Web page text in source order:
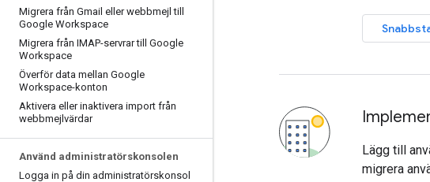
Migrera från Gmail eller webbmejl till
Google Workspace
Migrera från IMAP-servrar till Google
Workspace
Överför data mellan Google
Workspace-konton
Aktivera eller inaktivera import från
webbmejlvärdar
Använd administratörskonsolen
Logga in på din administratörskonsol
Lägg till
migrera